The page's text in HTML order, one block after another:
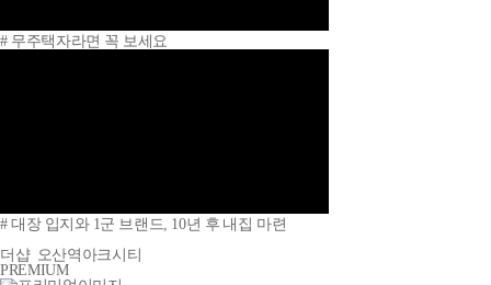
# 무주택자라면 꼭 보세요
# 대장 입지와 1군 브랜드, 10년 후 내집 마련
더샵 오산역아크시티
PREMIUM